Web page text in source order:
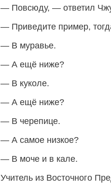
— Повсюду, — ответил
— Приведите пример,
— В муравье.
— А ещё ниже?
— В куколе.
— А ещё ниже?
— В черепице.
— А самое низкое?
— В моче и в кале.
Учитель из Восточного